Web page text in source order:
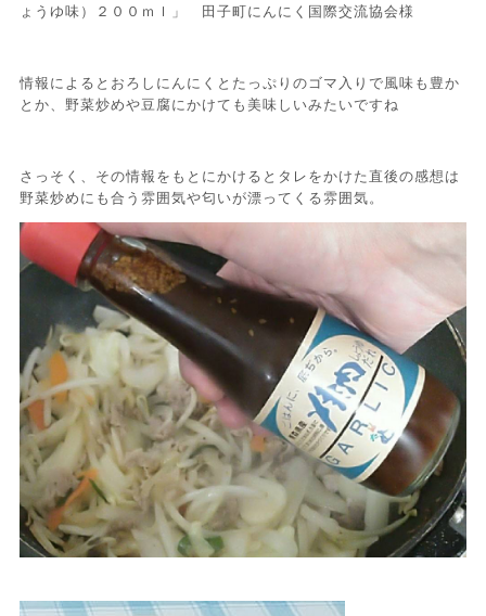
ょうゆ味）２００ｍｌ」 田子町にんにく国際交流協会様
情報によるとおろしにんにくとたっぷりのゴマ入りで風味も豊か
とか、野菜炒めや豆腐にかけても美味しいみたいですね
さっそく、その情報をもとにかけるとタレをかけた直後の感想は
野菜炒めにも合う雰囲気や匂いが漂ってくる雰囲気。